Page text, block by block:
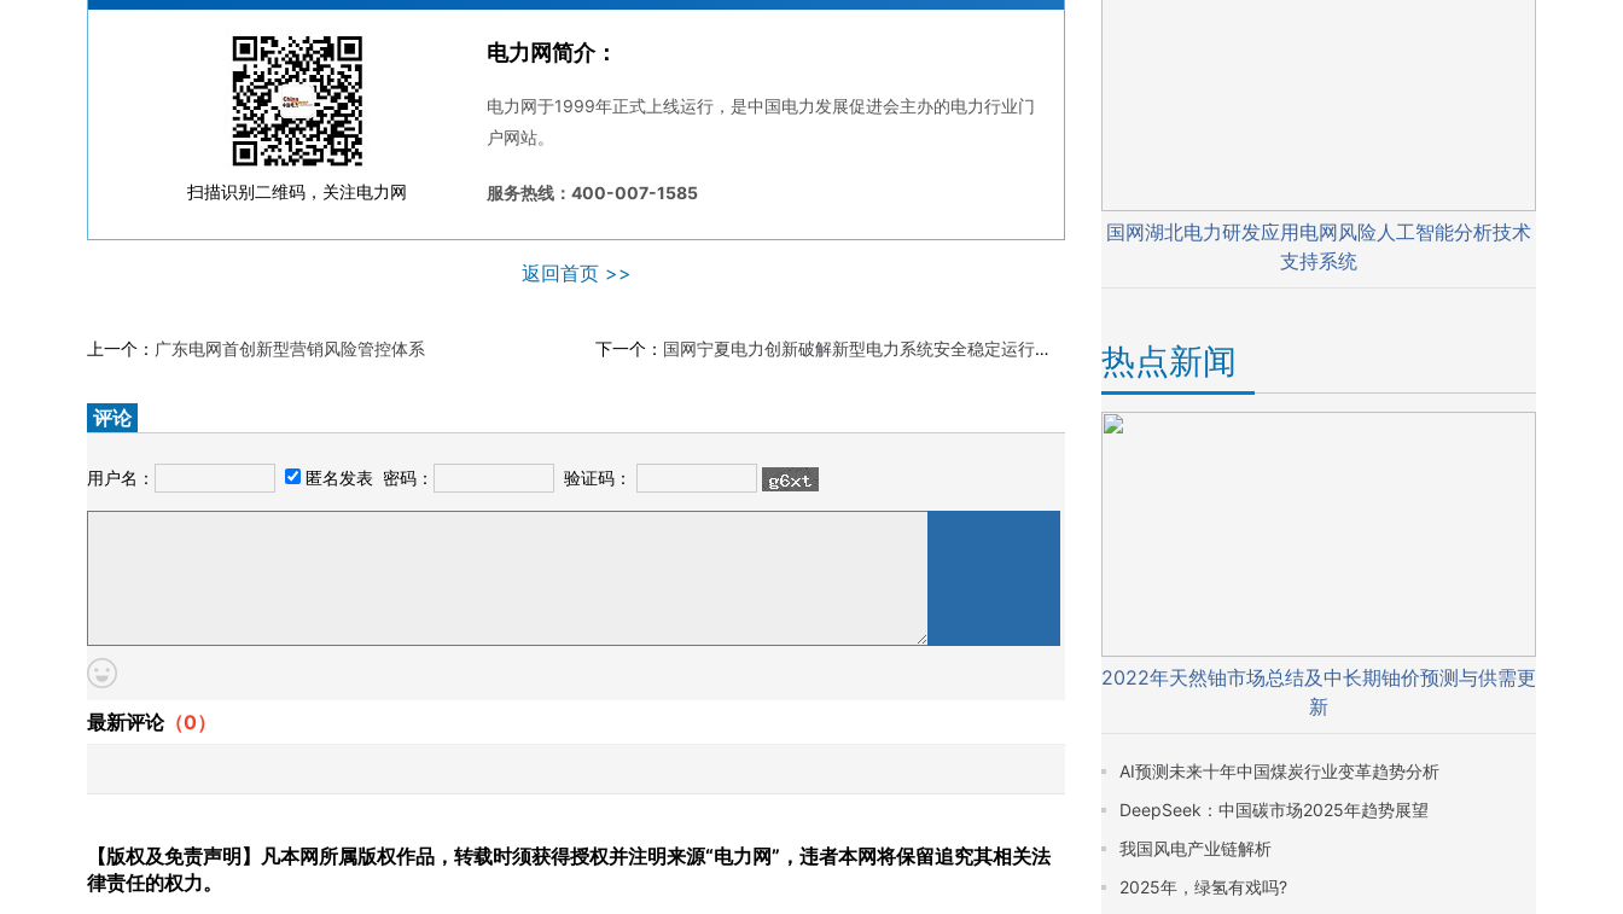
扫描识别二维码，关注电力网
电力网简介：
电力网于1999年正式上线运行，是中国电力发展促进会主办的电力行业门
户网站。
服务热线：400-007-1585
返回首页 >>
上一个： 广东电网首创新型营销风险管控体系 下一个： 国网宁夏电力创新破解新型电力系统安全稳定运行世界性技术难题
评论
用户名： 匿名发表 密码： 验证码：
最新评论（0）
【版权及免责声明】凡本网所属版权作品，转载时须获得授权并注明来源“电力网”，违者本网将保留追究其相关法
律责任的权力。
国网湖北电力研发应用电网风险人工智能分析技术
支持系统
热点新闻
2022年天然铀市场总结及中长期铀价预测与供需更
新
AI预测未来十年中国煤炭行业变革趋势分析
DeepSeek：中国碳市场2025年趋势展望
我国风电产业链解析
2025年，绿氢有戏吗?